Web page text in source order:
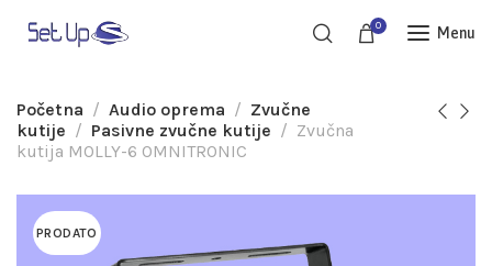
0 Menu
Početna Audio oprema
Zvučne
kutije
Pasivne zvučne kutije
Zvučna
kutija MOLLY-6 OMNITRONIC
PRODATO